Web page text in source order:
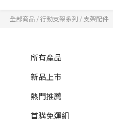
全部商品 /行動支架系列 / 支架配件
所有產品
新品上市
熱門推薦
首購免運組